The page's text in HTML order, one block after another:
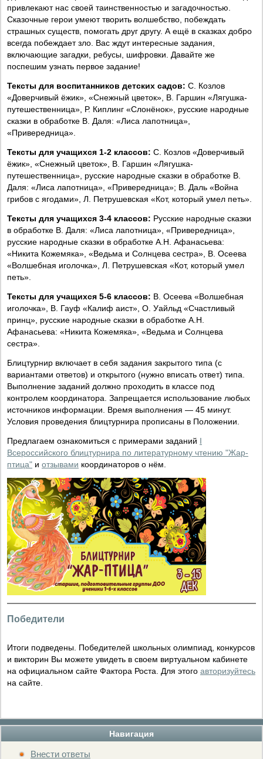
Навигация
Внести ответы
привлекают нас своей таинственностью и загадочностью.
Сказочные герои умеют творить волшебство, побеждать
страшных существ, помогать друг другу. А ещё в сказках добро
всегда побеждает зло. Вас ждут интересные задания,
включающие загадки, ребусы, шифровки. Давайте же
поспешим узнать первое задание!
Тексты для воспитанников детских садов: С. Козлов
«Доверчивый ёжик», «Снежный цветок», В. Гаршин «Лягушка-
путешественница», Р. Киплинг «Слонёнок», русские народные
сказки в обработке В. Даля: «Лиса лапотница»,
«Привередница».
Тексты для учащихся 1-2 классов: С. Козлов «Доверчивый
ёжик», «Снежный цветок», В. Гаршин «Лягушка-
путешественница», русские народные сказки в обработке В.
Даля: «Лиса лапотница», «Привередница»; В. Даль «Война
грибов с ягодами», Л. Петрушевская «Кот, который умел петь».
Тексты для учащихся 3-4 классов: Русские народные сказки
в обработке В. Даля: «Лиса лапотница», «Привередница»,
русские народные сказки в обработке А.Н. Афанасьева:
«Никита Кожемяка», «Ведьма и Солнцева сестра», В. Осеева
«Волшебная иголочка», Л. Петрушевская «Кот, который умел
петь».
Тексты для учащихся 5-6 классов: В. Осеева «Волшебная
иголочка», В. Гауф «Калиф аист», О. Уайльд «Счастливый
принц», русские народные сказки в обработке А.Н.
Афанасьева: «Никита Кожемяка», «Ведьма и Солнцева
сестра».
Блицтурнир включает в себя задания закрытого типа (с
вариантами ответов) и открытого (нужно вписать ответ) типа.
Выполнение заданий должно проходить в классе под
контролем координатора. Запрещается использование любых
источников информации. Время выполнения — 45 минут.
Условия проведения блицтурнира прописаны в Положении.
Предлагаем ознакомиться с примерами заданий I
Всероссийского блицтурнира по литературному чтению "Жар-
птица" и отзывами координаторов о нём.
Победители
Итоги подведены. Победителей школьных олимпиад, конкурсов
и викторин Вы можете увидеть в своем виртуальном кабинете
на официальном сайте Фактора Роста. Для этого авторизуйтесь
на сайте.